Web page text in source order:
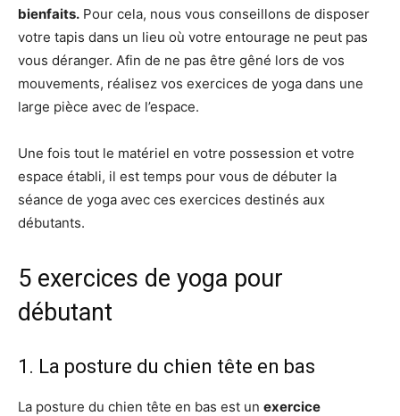
bienfaits. Pour cela, nous vous conseillons de disposer
votre tapis dans un lieu où votre entourage ne peut pas
vous déranger. Afin de ne pas être gêné lors de vos
mouvements, réalisez vos exercices de yoga dans une
large pièce avec de l’espace.
Une fois tout le matériel en votre possession et votre
espace établi, il est temps pour vous de débuter la
séance de yoga avec ces exercices destinés aux
débutants.
5 exercices de yoga pour
débutant
1. La posture du chien tête en bas
La posture du chien tête en bas est un exercice